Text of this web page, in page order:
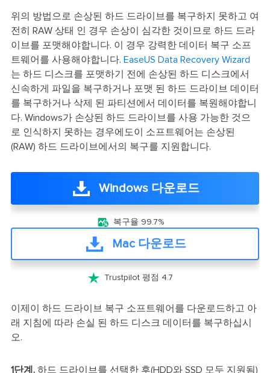
위의 방법으로 손상된 하드 드라이브를 복구하지 못하고 여
전히 RAW 상태 인 경우 손상이 심각한 것이므로 하드 드라
이브를 포맷해야합니다. 이 경우 강력한 데이터 복구 소프
트웨어를 사용해야합니다. EaseUS Data Recovery Wizard
는 하드 디스크를 포맷하기 전에 손상된 하드 디스크에서
신속하게 파일을 복구하거나 포맷 된 하드 드라이브 데이터
를 복구하거나 삭제 된 파티션에서 데이터를 복원해야합니
다. Windows가 손상된 하드 드라이브를 사용 가능한 것으
로 인식하지 못하는 경우에도이 소프트웨어는 손상된
(RAW) 하드 드라이브에서의 복구를 지원합니다.
Windows 다운로드
 복구율 99.7%
Mac 다운로드
 Trustpilot 평점 4.7
이제이 하드 드라이브 복구 소프트웨어를 다운로드하고 아
래 지침에 따라 손실 된 하드 디스크 데이터를 복구하십시
오.
1단계.하드 드라이브를 선택한 후(HDD와 SSD 모두 지원됨)